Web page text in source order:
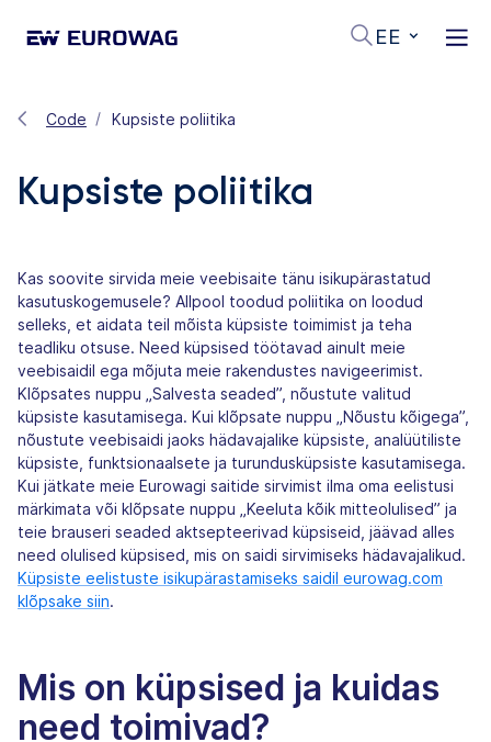
EE
Code Kupsiste poliitika
Kupsiste poliitika
Kas soovite sirvida meie veebisaite tänu isikupärastatud
kasutuskogemusele? Allpool toodud poliitika on loodud
selleks, et aidata teil mõista küpsiste toimimist ja teha
teadliku otsuse. Need küpsised töötavad ainult meie
veebisaidil ega mõjuta meie rakendustes navigeerimist.
Klõpsates nuppu „Salvesta seaded”, nõustute valitud
küpsiste kasutamisega. Kui klõpsate nuppu „Nõustu kõigega”,
nõustute veebisaidi jaoks hädavajalike küpsiste, analüütiliste
küpsiste, funktsionaalsete ja turundusküpsiste kasutamisega.
Kui jätkate meie Eurowagi saitide sirvimist ilma oma eelistusi
märkimata või klõpsate nuppu „Keeluta kõik mitteolulised” ja
teie brauseri seaded aktsepteerivad küpsiseid, jäävad alles
need olulised küpsised, mis on saidi sirvimiseks hädavajalikud.
Küpsiste eelistuste isikupärastamiseks saidil eurowag.com
klõpsake siin.
Mis on küpsised ja kuidas
need toimivad?